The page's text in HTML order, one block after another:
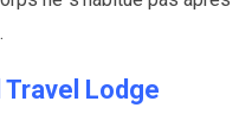
Travel Lodge